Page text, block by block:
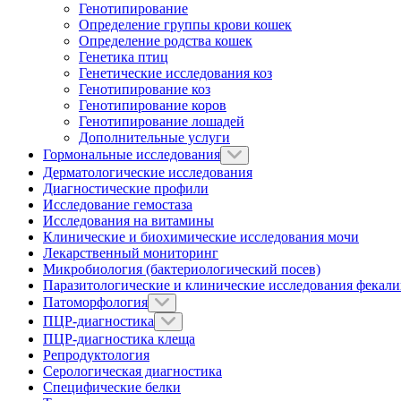
Генотипирование
Определение группы крови кошек
Определение родства кошек
Генетика птиц
Генетические исследования коз
Генотипирование коз
Генотипирование коров
Генотипирование лошадей
Дополнительные услуги
Гормональные исследования
Дерматологические исследования
Диагностические профили
Исследование гемостаза
Исследования на витамины
Клинические и биохимические исследования мочи
Лекарственный мониторинг
Микробиология (бактериологический посев)
Паразитологические и клинические исследования
Патоморфология
ПЦР-диагностика
ПЦР-диагностика клеща
Репродуктология
Серологическая диагностика
Специфические белки